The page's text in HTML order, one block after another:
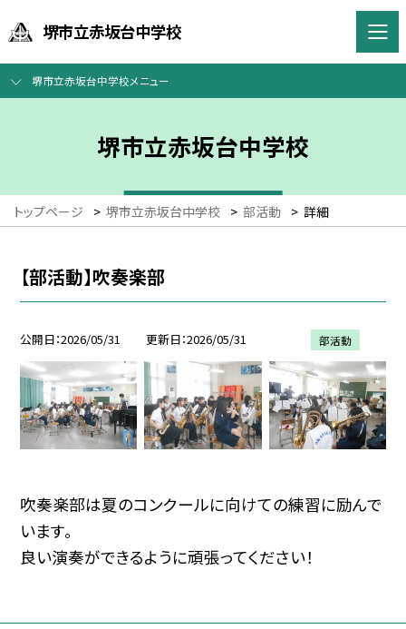
堺市立赤坂台中学校
堺市立赤坂台中学校メニュー
堺市立赤坂台中学校
トップページ > 堺市立赤坂台中学校 > 部活動 > 詳細
【部活動】吹奏楽部
公開日 2026/05/31 更新日 2026/05/31 部活動
吹奏楽部は夏のコンクールに向けての練習に励んで
います。
良い演奏ができるように頑張ってください！